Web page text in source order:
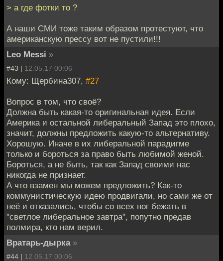
> а где фотки то ?
А наши СМИ тоже таким образом протестуют, что
американскую прессу вот не пустили!!!
Leo Messi »
#43 | 12.05.17 00:06
Кому: Щербина307, #27
Вопрос в том, что своё?
Должна быть какая-то оригинальная идея. Если
Америка и остальной либеральный Запад это плохо,
значит, должны предложить какую-то альтернативу.
Хорошую. Иначе в их либеральной парадигме
только и бороться за право быть любимой женой.
Бороться, а не быть, так как Запад своими нас
никогда не признает.
А что взамен мы можем предложить? Как-то
коммунистическую идею продвигали, но сами же от
неё и отказались, чтобы со всех ног бежать в
"светлое либеральное завтра", попутно предав
полмира, кто нам верил.
Вратарь-дырка »
#44 | 12.05.17 00:06